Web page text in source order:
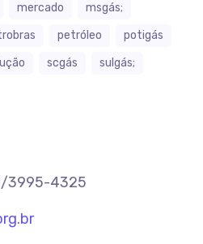
mercado
msgás;
petróleo
potigás
scgás
sulgás;
3995-4325